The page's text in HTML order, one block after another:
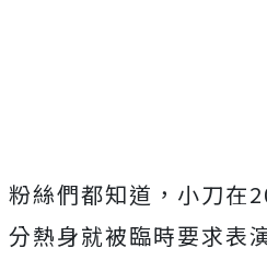
粉絲們都知道，小刀在
分熱身就被臨時要求表